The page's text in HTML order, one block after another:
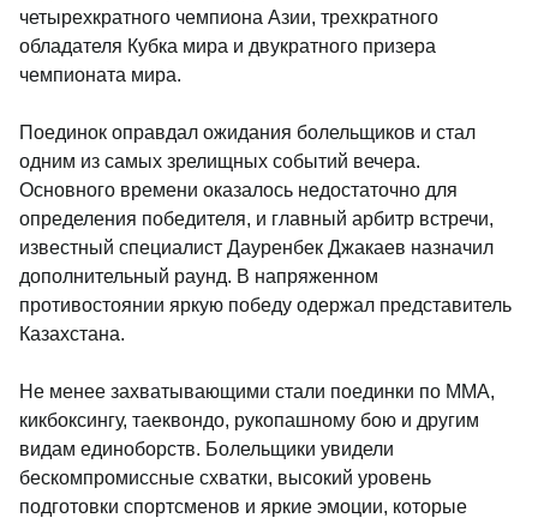
четырехкратного чемпиона Азии, трехкратного
обладателя Кубка мира и двукратного призера
чемпионата мира.
Поединок оправдал ожидания болельщиков и стал
одним из самых зрелищных событий вечера.
Основного времени оказалось недостаточно для
определения победителя, и главный арбитр встречи,
известный специалист Дауренбек Джакаев назначил
дополнительный раунд. В напряженном
противостоянии яркую победу одержал представитель
Казахстана.
Не менее захватывающими стали поединки по ММА,
кикбоксингу, таеквондо, рукопашному бою и другим
видам единоборств. Болельщики увидели
бескомпромиссные схватки, высокий уровень
подготовки спортсменов и яркие эмоции, которые